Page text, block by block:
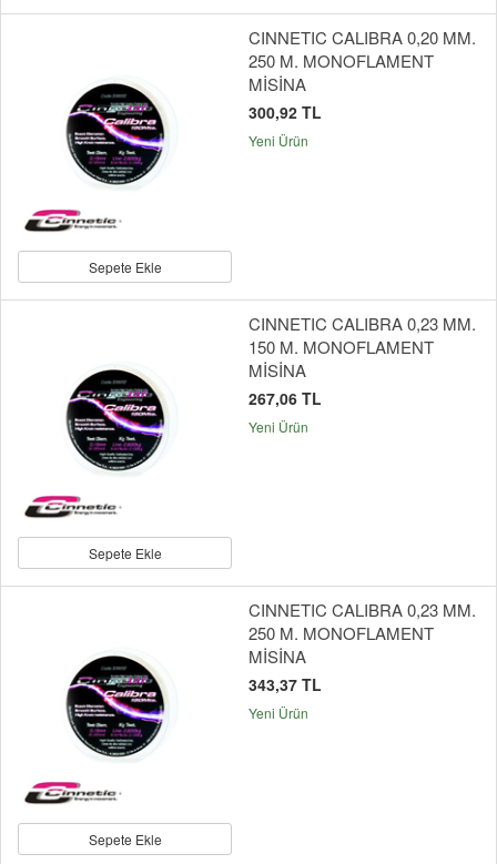
Sepete Ekle
CINNETIC CALIBRA 0,20 MM.
250 M. MONOFLAMENT
MİSİNA
300,92 TL
Yeni Ürün
Sepete Ekle
CINNETIC CALIBRA 0,23 MM.
150 M. MONOFLAMENT
MİSİNA
267,06 TL
Yeni Ürün
Sepete Ekle
CINNETIC CALIBRA 0,23 MM.
250 M. MONOFLAMENT
MİSİNA
343,37 TL
Yeni Ürün